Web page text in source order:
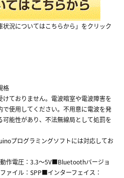
況についてはこちらから」をクリック
格
ておりません。電波暗室や電波障害を
使用してください。不用意に電波を発
能性があり、不法無線局として処罰を
プログラミングソフトには対応してお
作電圧：3.3～5V■Bluetoothバージョ
ァイル：SPP■インターフェイス：